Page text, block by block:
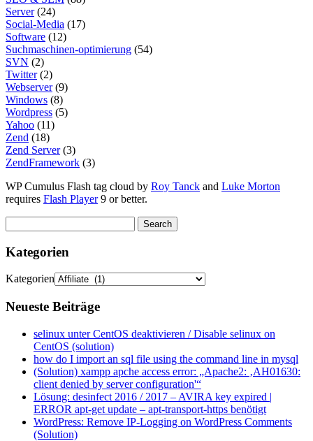
Server(24)
Social-Media (17)
Software (12)
Suchmaschinen-optimierung (54)
SVN (2)
Twitter(2)
Webserver(9)
Windows (8)
Wordpress (5)
Yahoo (11)
Zend (18)
Zend Server(3)
ZendFramework (3)
WP Cumulus Flash tag cloud by Roy Tanck and Luke Morton
requires Flash Player9 or better.
Kategorien
Kategorien
Neueste Beiträge
selinux unter CentOS deaktivieren / Disable selinux on
CentOS (solution)
how do I import an sql file using the command line in mysql
(Solution) xampp apche access error: „Apache2: ‚AH01630:
client denied by server configuration'“
Lösung: desinfect 2016 / 2017 – AVIRA key expired |
ERROR apt-get update – apt-transport-https benötigt
WordPress: Remove IP-Logging on WordPress Comments
(Solution)